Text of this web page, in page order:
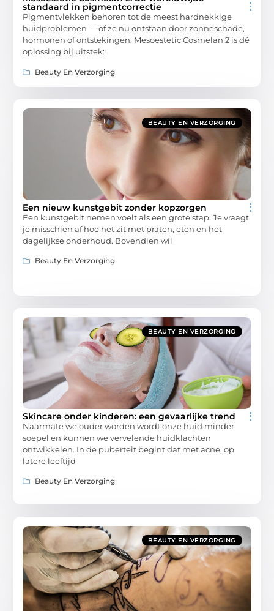
standaard in pigmentcorrectie
Pigmentvlekken behoren tot de meest hardnekkige
huidproblemen — of ze nu ontstaan door zonneschade,
hormonen of ontstekingen. Mesoestetic Cosmelan 2 is dé
oplossing bij uitstek:
Beauty En Verzorging
BEAUTY EN VERZORGING
Een nieuw kunstgebit zonder kopzorgen
Een kunstgebit nemen voelt als een grote stap. Je vraagt
je misschien af hoe het zit met praten, eten en het
dagelijkse onderhoud. Bovendien wil
Beauty En Verzorging
BEAUTY EN VERZORGING
Skincare onder kinderen: een gevaarlijke trend
Naarmate we ouder worden wordt onze huid minder
soepel en kunnen we vervelende huidklachten
ontwikkelen. In de puberteit begint dat met acne, op
latere leeftijd
Beauty En Verzorging
BEAUTY EN VERZORGING